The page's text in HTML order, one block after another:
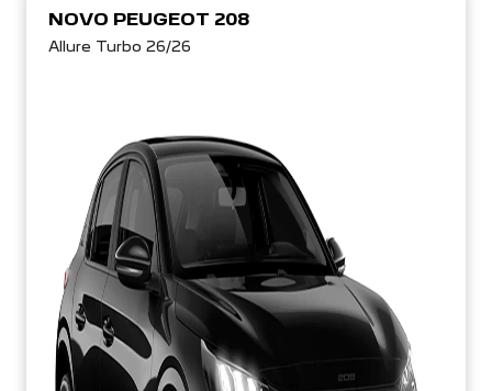
NOVO PEUGEOT 208
Allure Turbo 26/26